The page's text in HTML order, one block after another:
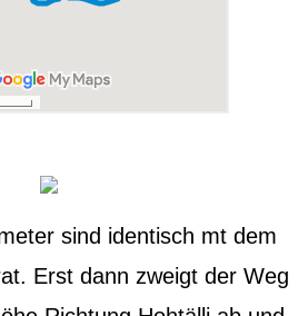
sind identisch mt dem
Erst dann zweigt der Weg